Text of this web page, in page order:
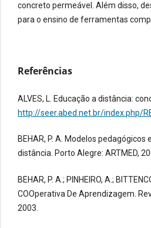
concreto permeável. Além disso,
para o ensino de ferramentas
Referências
ALVES, L. Educação a distância:
http://seer.abed.net.br/index.php/
BEHAR, P. A. Modelos
distância. Porto Alegre: ARTMED,
BEHAR, P. A.; PINHEIRO, A.;
COOperativa De Aprendizagem.
2003.